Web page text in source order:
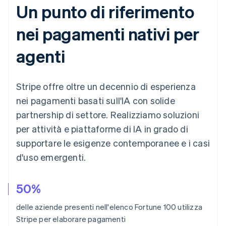
Un punto di riferimento
nei pagamenti nativi per
agenti
Stripe offre oltre un decennio di esperienza
nei pagamenti basati sull'IA con solide
partnership di settore. Realizziamo soluzioni
per attività e piattaforme di IA in grado di
supportare le esigenze contemporanee e i casi
d'uso emergenti.
50%
delle aziende presenti nell'elenco Fortune 100 utilizza
Stripe per elaborare pagamenti